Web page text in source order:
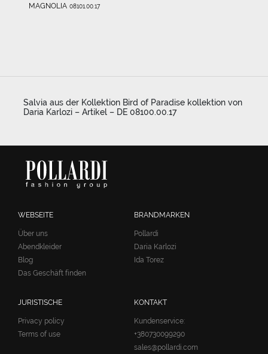
MAGNOLIA 08101.00.17
Salvia aus der Kollektion Bird of Paradise kollektion von
Daria Karlozi – Artikel – DE 08100.00.17
WEBSEITE
Über uns
Abendkleider
Blog
Das Geschäft finden
BRANDMARKEN
Pollardi
Daria Karlozi
Ida Torez
JURISTISCHE
Privacy policy
Terms of use
KONTAKT
Kundenservice:
+380730099290
sales@pollardi.com